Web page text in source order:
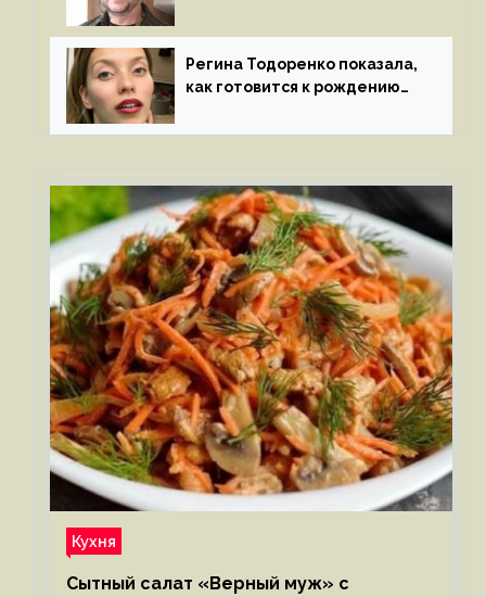
к молодой особе
Регина Тодоренко показала,
как готовится к рождению
Кухня
Сытный салат «Верный муж» с